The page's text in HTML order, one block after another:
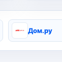
Дом.ру